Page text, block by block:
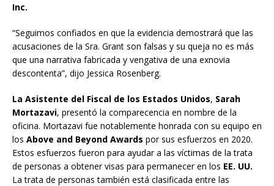
Inc.
“Seguimos confiados en que la evidencia demostrará que las
acusaciones de la Sra. Grant son falsas y su queja no es más
que una narrativa fabricada y vengativa de una exnovia
descontenta”, dijo Jessica Rosenberg.
La Asistente del Fiscal de los Estados Unidos, Sarah
Mortazavi, presentó la comparecencia en nombre de la
oficina. Mortazavi fue notablemente honrada con su equipo en
los Above and Beyond Awards por sus esfuerzos en 2020.
Estos esfuerzos fueron para ayudar a las víctimas de la trata
de personas a obtener visas para permanecer en los EE. UU.
La trata de personas también está clasificada entre las